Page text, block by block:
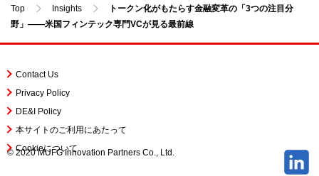
Top Insights
トークン化がもたらす金融変革の「3つの注目分
野」——米国フィンテック専門VCが見る最前線
Contact Us
Privacy Policy
DE&I Policy
本サイトのご利用にあたって
Cookieについて
© 2020 MUFG Innovation Partners Co., Ltd.